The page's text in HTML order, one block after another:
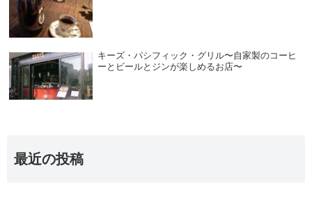
キーズ・パシフィック・グリル〜自家製のコーヒ
ーとビールとジンが楽しめるお店〜
最近の投稿